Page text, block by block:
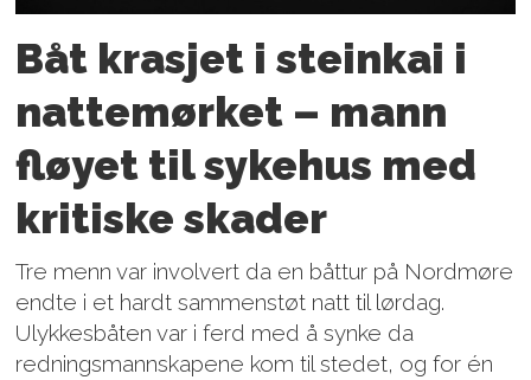
Båt krasjet i steinkai i
nattemørket – mann
fløyet til sykehus med
kritiske skader
Tre menn var involvert da en båttur på Nordmøre
endte i et hardt sammenstøt natt til lørdag.
Ulykkesbåten var i ferd med å synke da
redningsmannskapene kom til stedet, og for én